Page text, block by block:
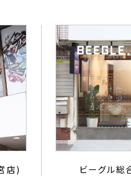
店) ビーグル総